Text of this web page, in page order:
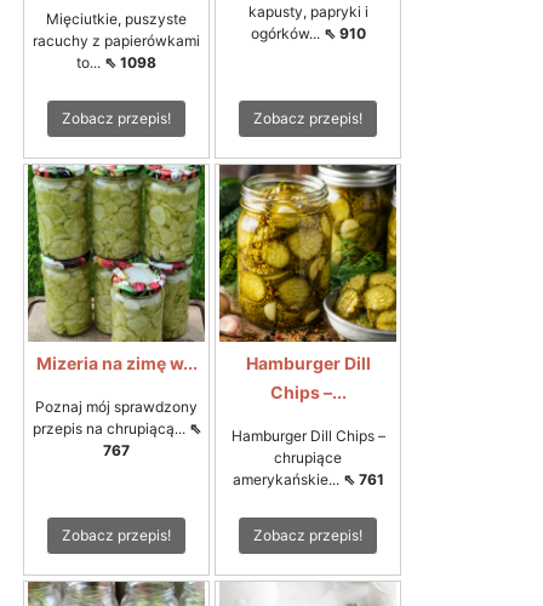
Mięciutkie, puszyste
racuchy z papierówkami
to... ⇖ 1098
Zobacz przepis!
kapusty, papryki i
ogórków... ⇖ 910
Zobacz przepis!
Mizeria na zimę w...
Poznaj mój sprawdzony
przepis na chrupiącą... ⇖
767
Zobacz przepis!
Hamburger Dill
Chips –...
Hamburger Dill Chips –
chrupiące
amerykańskie... ⇖ 761
Zobacz przepis!